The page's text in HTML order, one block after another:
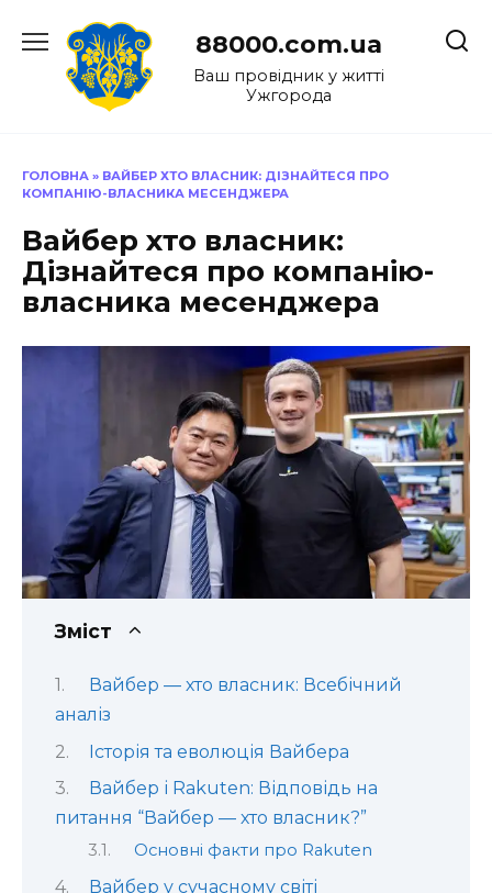
до
88000.com.ua
Ваш провідник у житті
Ужгорода
ГОЛОВНА » ВАЙБЕР ХТО ВЛАСНИК: ДІЗНАЙТЕСЯ ПРО
КОМПАНІЮ-ВЛАСНИКА МЕСЕНДЖЕРА
Вайбер хто власник:
Дізнайтеся про компанію-
власника месенджера
Зміст
Вайбер — хто власник: Всебічний
аналіз
Історія та еволюція Вайбера
Вайбер і Rakuten: Відповідь на
питання “Вайбер — хто власник?”
Основні факти про Rakuten
Вайбер у сучасному світі